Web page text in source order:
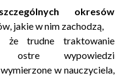
okresów
jakie w nim zachodzą,
że trudne traktowanie
wypowiedzi
w nauczyciela,